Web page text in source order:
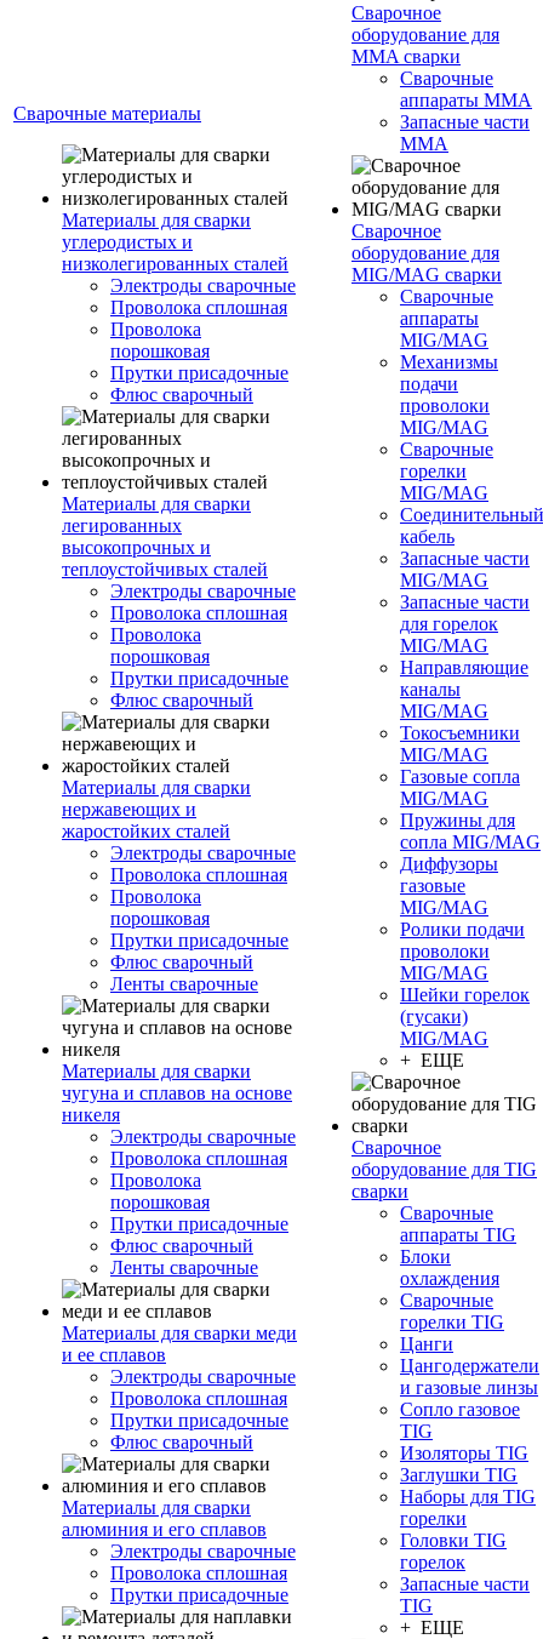
Сварочные материалы
Материалы для сварки
углеродистых и
низколегированных сталей
Электроды сварочные
Проволока сплошная
Проволока
порошковая
Прутки присадочные
Флюс сварочный
Материалы для сварки
легированных
высокопрочных и
теплоустойчивых сталей
Электроды сварочные
Проволока сплошная
Проволока
порошковая
Прутки присадочные
Флюс сварочный
Материалы для сварки
нержавеющих и
жаростойких сталей
Электроды сварочные
Проволока сплошная
Проволока
порошковая
Прутки присадочные
Флюс сварочный
Ленты сварочные
Материалы для сварки
чугуна и сплавов на основе
никеля
Электроды сварочные
Проволока сплошная
Проволока
порошковая
Прутки присадочные
Флюс сварочный
Ленты сварочные
Материалы для сварки меди
и ее сплавов
Электроды сварочные
Проволока сплошная
Прутки присадочные
Флюс сварочный
Материалы для сварки
алюминия и его сплавов
Электроды сварочные
Проволока сплошная
Прутки присадочные
Сварочное
оборудование для
MMA сварки
Сварочные
аппараты MMA
Запасные части
MMA
Сварочное
оборудование для
MIG/MAG сварки
Сварочные
аппараты
MIG/MAG
Механизмы
подачи
проволоки
MIG/MAG
Сварочные
горелки
MIG/MAG
Соединительный
кабель
Запасные части
MIG/MAG
Запасные части
для горелок
MIG/MAG
Направляющие
каналы
MIG/MAG
Токосъемники
MIG/MAG
Газовые сопла
MIG/MAG
Пружины для
сопла MIG/MAG
Диффузоры
газовые
MIG/MAG
Ролики подачи
проволоки
MIG/MAG
Шейки горелок
(гусаки)
MIG/MAG
+ ЕЩЕ
Сварочное
оборудование для TIG
сварки
Сварочные
аппараты TIG
Блоки
охлаждения
Сварочные
горелки TIG
Цанги
Цангодержатели
и газовые линзы
Сопло газовое
TIG
Изоляторы TIG
Заглушки TIG
Наборы для TIG
горелки
Головки TIG
горелок
Запасные части
TIG
+ ЕЩЕ